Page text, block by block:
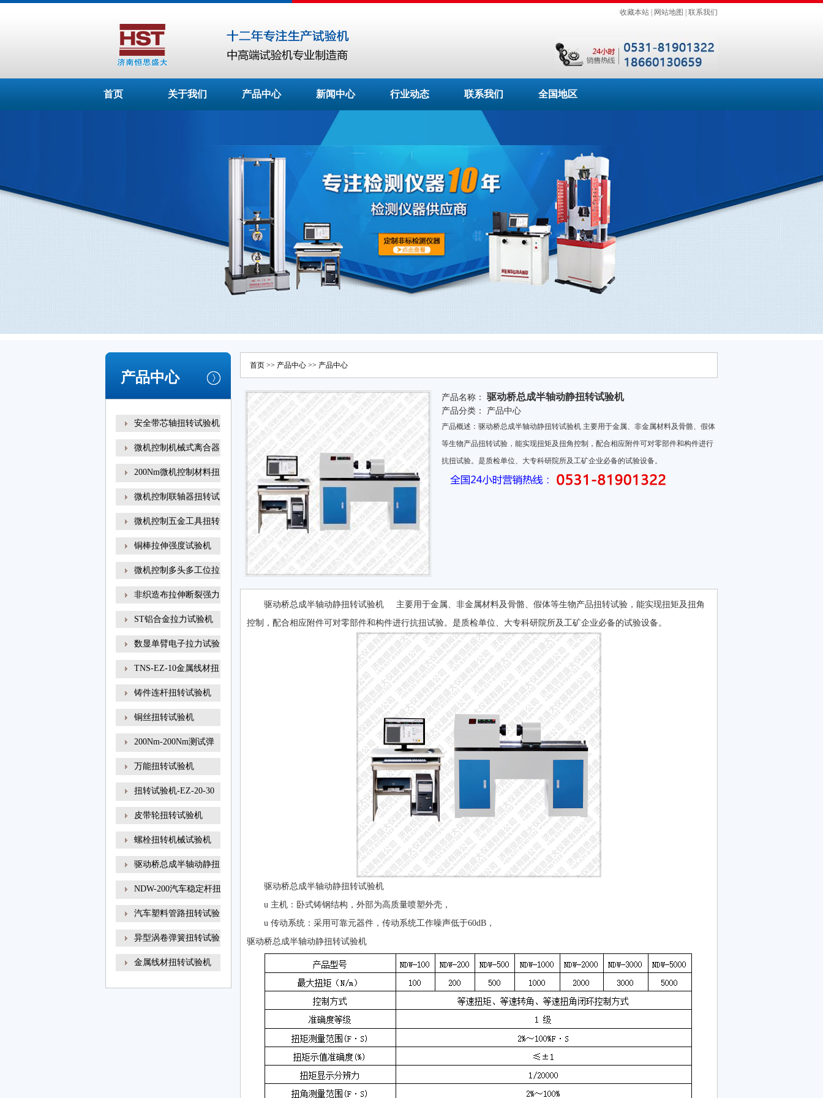
收藏本站 网站地图 联系我们
首页 关于我们 产品中心 新闻中心 行业动态 联系我们 全国地区
产品中心
安全带芯轴扭转试验机
微机控制机械式离合器
200Nm微机控制材料扭
微机控制联轴器扭转试
微机控制五金工具扭转
铜棒拉伸强度试验机
微机控制多头多工位拉
非织造布拉伸断裂强力
ST铝合金拉力试验机
数显单臂电子拉力试验
TNS-EZ-10金属线材扭
铸件连杆扭转试验机
铜丝扭转试验机
200Nm-200Nm测试弹
万能扭转试验机
扭转试验机-EZ-20-30
皮带轮扭转试验机
螺栓扭转机械试验机
驱动桥总成半轴动静扭
NDW-200汽车稳定杆扭
汽车塑料管路扭转试验
异型涡卷弹簧扭转试验
金属线材扭转试验机
首页 >> 产品中心 >> 产品中心
产品名称： 驱动桥总成半轴动静扭转试验机
产品分类： 产品中心
产品概述：驱动桥总成半轴动静扭转试验机 主要用于金属、非金属材料及骨骼、假体
等生物产品扭转试验，能实现扭矩及扭角控制，配合相应附件可对零部件和构件进行
抗扭试验。是质检单位、大专科研院所及工矿企业必备的试验设备。
驱动桥总成半轴动静扭转试验机 主要用于金属、非金属材料及骨骼、假体等生物产品扭转试验，能实现扭矩及扭角
控制，配合相应附件可对零部件和构件进行抗扭试验。是质检单位、大专科研院所及工矿企业必备的试验设备。
驱动桥总成半轴动静扭转试验机
u 主机：卧式铸钢结构，外部为高质量喷塑外壳，
u 传动系统：采用可靠元器件，传动系统工作噪声低于60dB，
驱动桥总成半轴动静扭转试验机